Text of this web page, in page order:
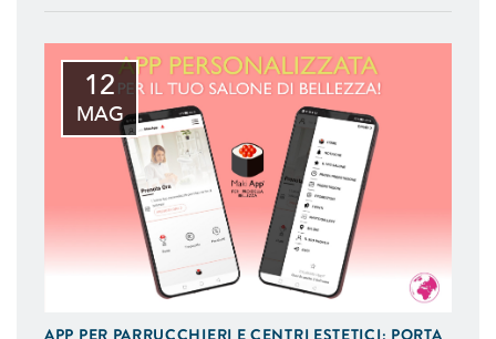
12
MAG